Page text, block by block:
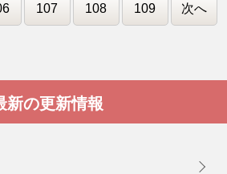
107 108 109 次へ
新の更新情報